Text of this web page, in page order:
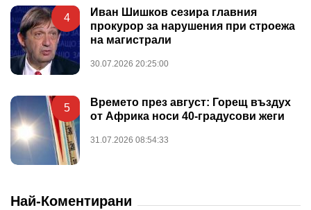
4
Иван Шишков сезира главния
прокурор за нарушения при строежа
на магистрали
30.07.2026 20:25:00
5
Времето през август: Горещ въздух
от Африка носи 40-градусови жеги
31.07.2026 08:54:33
Най-Коментирани